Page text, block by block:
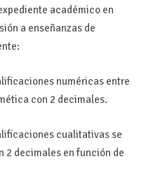
académico en
a enseñanzas de
numéricas entre
con 2 decimales.
cualitativas se
2 decimales en función de